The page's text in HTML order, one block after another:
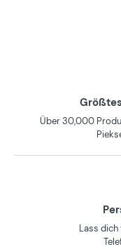
Über 30,000
Lass